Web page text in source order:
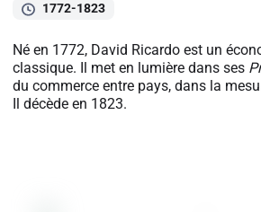
1772-1823
Né en 1772, David Ricardo est un
classique. Il met en lumière dans ses
du commerce entre pays, dans la
Il décède en 1823.